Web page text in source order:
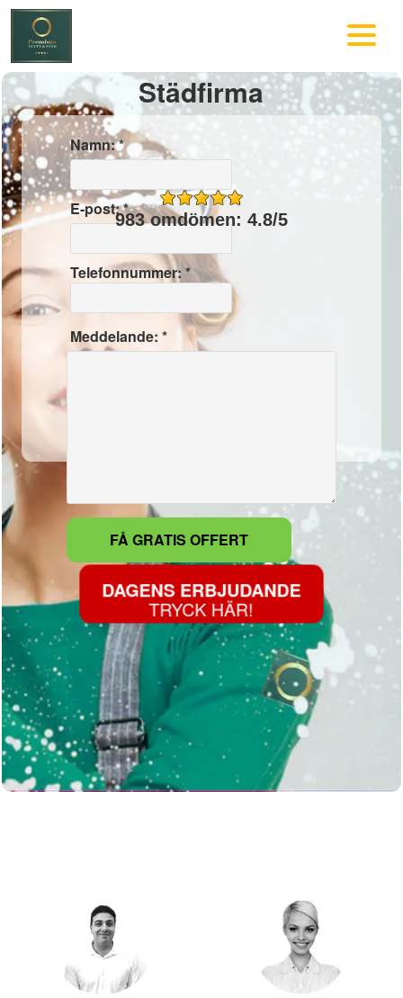
Städfirma
Namn: *
E-post: *
Telefonnummer: *
Meddelande: *
983 omdömen: 4.8/5
DAGENS ERBJUDANDE
TRYCK HÄR!